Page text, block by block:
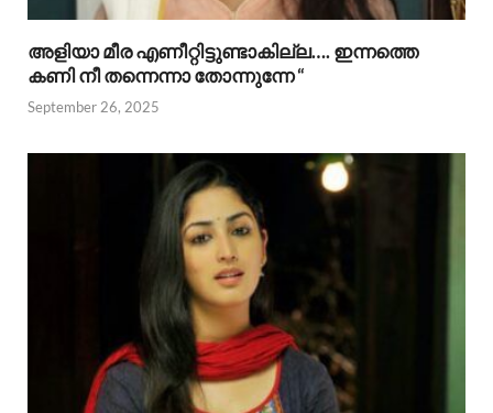
അളിയാ മീര എണീറ്റിട്ടുണ്ടാകില്ല…. ഇന്നത്തെ
കണി നീ തന്നെന്നാ തോന്നുന്നേ “
September 26, 2025